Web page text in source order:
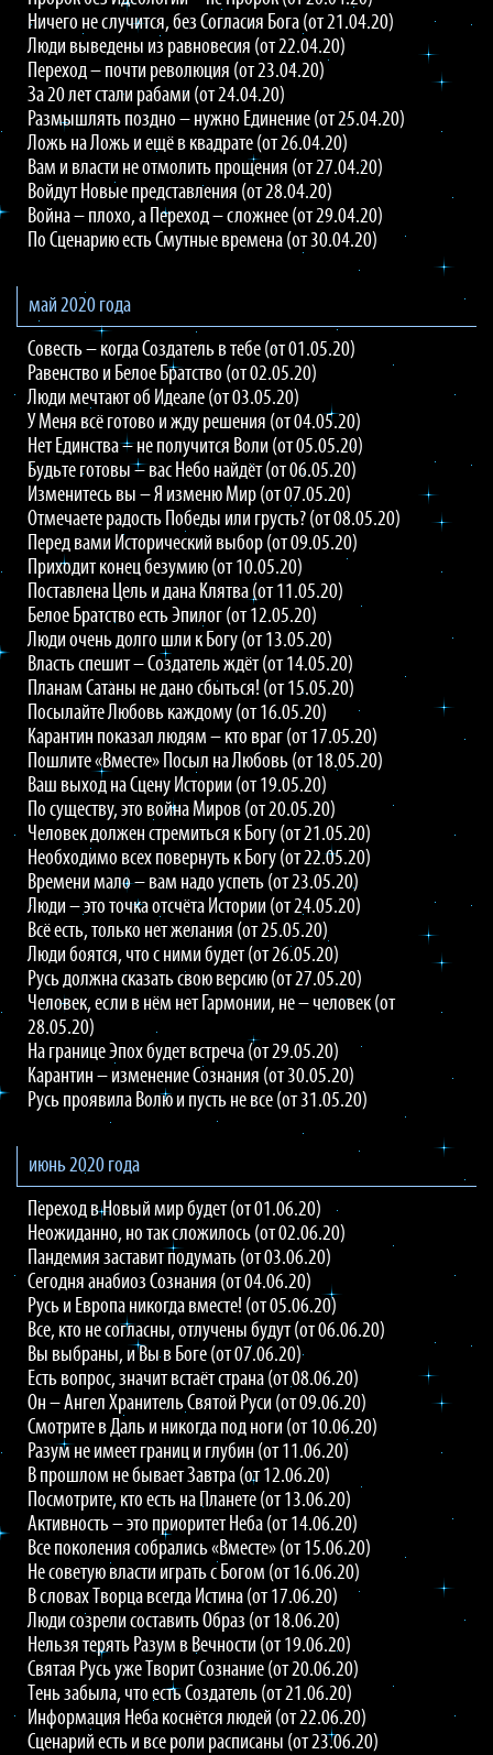
Ничего не случится, без Согласия Бога (от 21.04.20)
Люди выведены из равновесия (от 22.04.20)
Переход – почти революция (от 23.04.20)
За 20 лет стали рабами (от 24.04.20)
Размышлять поздно – нужно Единение (от 25.04.20)
Ложь на Ложь и ещё в квадрате (от 26.04.20)
Вам и власти не отмолить прощения (от 27.04.20)
Войдут Новые представления (от 28.04.20)
Война – плохо, а Переход – сложнее (от 29.04.20)
По Сценарию есть Смутные времена (от 30.04.20)
май 2020 года
Совесть – когда Создатель в тебе (от 01.05.20)
Равенство и Белое Братство (от 02.05.20)
Люди мечтают об Идеале (от 03.05.20)
У Меня всё готово и жду решения (от 04.05.20)
Нет Единства – не получится Воли (от 05.05.20)
Будьте готовы – вас Небо найдёт (от 06.05.20)
Изменитесь вы – Я изменю Мир (от 07.05.20)
Отмечаете радость Победы или грусть? (от 08.05.20)
Перед вами Исторический выбор (от 09.05.20)
Приходит конец безумию (от 10.05.20)
Поставлена Цель и дана Клятва (от 11.05.20)
Белое Братство есть Эпилог (от 12.05.20)
Люди очень долго шли к Богу (от 13.05.20)
Власть спешит – Создатель ждёт (от 14.05.20)
Планам Сатаны не дано сбыться! (от 15.05.20)
Посылайте Любовь каждому (от 16.05.20)
Карантин показал людям – кто враг (от 17.05.20)
Пошлите «Вместе» Посыл на Любовь (от 18.05.20)
Ваш выход на Сцену Истории (от 19.05.20)
По существу, это война Миров (от 20.05.20)
Человек должен стремиться к Богу (от 21.05.20)
Необходимо всех повернуть к Богу (от 22.05.20)
Времени мало – вам надо успеть (от 23.05.20)
Люди – это точка отсчёта Истории (от 24.05.20)
Всё есть, только нет желания (от 25.05.20)
Люди боятся, что с ними будет (от 26.05.20)
Русь должна сказать свою версию (от 27.05.20)
Человек, если в нём нет Гармонии, не – человек (от
28.05.20)
На границе Эпох будет встреча (от 29.05.20)
Карантин – изменение Сознания (от 30.05.20)
Русь проявила Волю и пусть не все (от 31.05.20)
июнь 2020 года
Переход в Новый мир будет (от 01.06.20)
Неожиданно, но так сложилось (от 02.06.20)
Пандемия заставит подумать (от 03.06.20)
Сегодня анабиоз Сознания (от 04.06.20)
Русь и Европа никогда вместе! (от 05.06.20)
Все, кто не согласны, отлучены будут (от 06.06.20)
Вы выбраны, и Вы в Боге (от 07.06.20)
Есть вопрос, значит встаёт страна (от 08.06.20)
Он – Ангел Хранитель Святой Руси (от 09.06.20)
Смотрите в Даль и никогда под ноги (от 10.06.20)
Разум не имеет границ и глубин (от 11.06.20)
В прошлом не бывает Завтра (от 12.06.20)
Посмотрите, кто есть на Планете (от 13.06.20)
Активность – это приоритет Неба (от 14.06.20)
Все поколения собрались «Вместе» (от 15.06.20)
Не советую власти играть с Богом (от 16.06.20)
В словах Творца всегда Истина (от 17.06.20)
Люди созрели составить Образ (от 18.06.20)
Нельзя терять Разум в Вечности (от 19.06.20)
Святая Русь уже Творит Сознание (от 20.06.20)
Тень забыла, что есть Создатель (от 21.06.20)
Информация Неба коснётся людей (от 22.06.20)
Сценарий есть и все роли расписаны (от 23.06.20)